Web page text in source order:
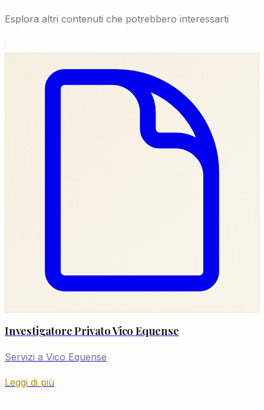
Esplora altri contenuti che potrebbero interessarti
Investigatore Privato Vico Equense
Servizi a Vico Equense
Leggi di più